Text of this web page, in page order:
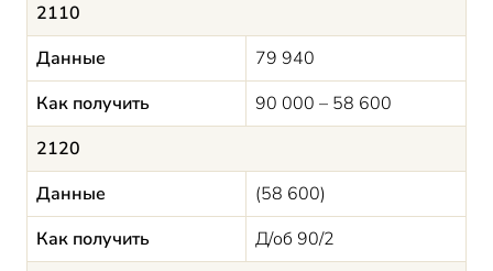
2110
Данные
79 940
Как получить
90 000 – 58 600
2120
Данные
(58 600)
Как получить
Д/об 90/2